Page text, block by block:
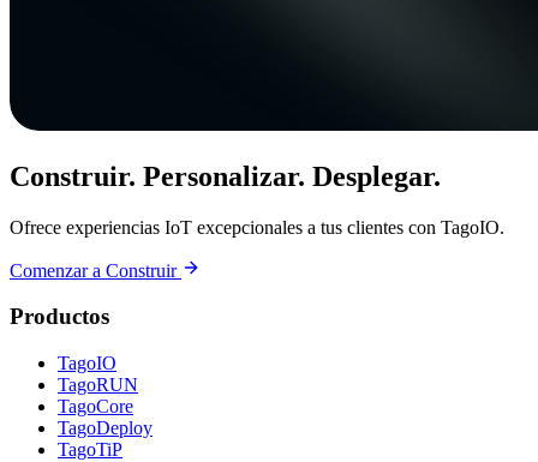
Construir. Personalizar. Desplegar.
Ofrece experiencias IoT excepcionales a tus clientes con TagoIO.
Comenzar a Construir
Productos
TagoIO
TagoRUN
TagoCore
TagoDeploy
TagoTiP